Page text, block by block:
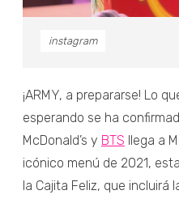
instagram
¡ARMY, a prepararse! Lo
esperando se ha
McDonald’s y BTS llega a
icónico menú de 2021,
la Cajita Feliz, que incluirá